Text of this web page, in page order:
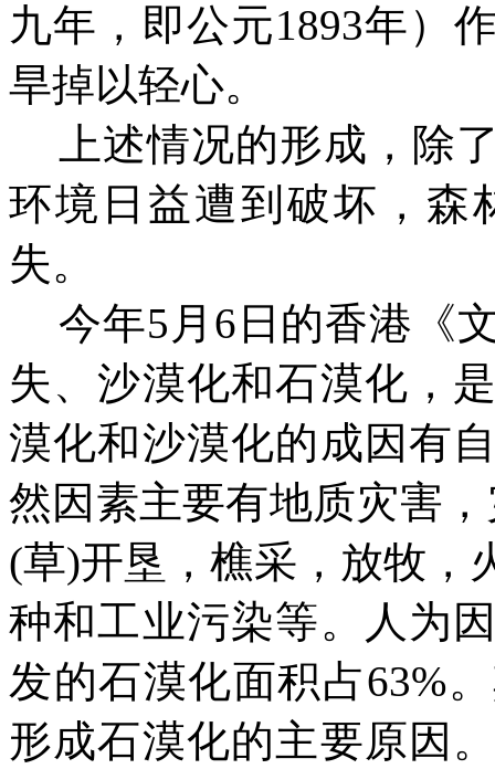
九年，即公元1893年）
旱掉以轻心。
上述情况的形成，除
环境日益遭到破坏，森
失。
今年5月6日的香港《
失、沙漠化和石漠化，
漠化和沙漠化的成因有
然因素主要有地质灾害
(草)开垦，樵采，放牧，
种和工业污染等。人为
发的石漠化面积占63%
形成石漠化的主要原因